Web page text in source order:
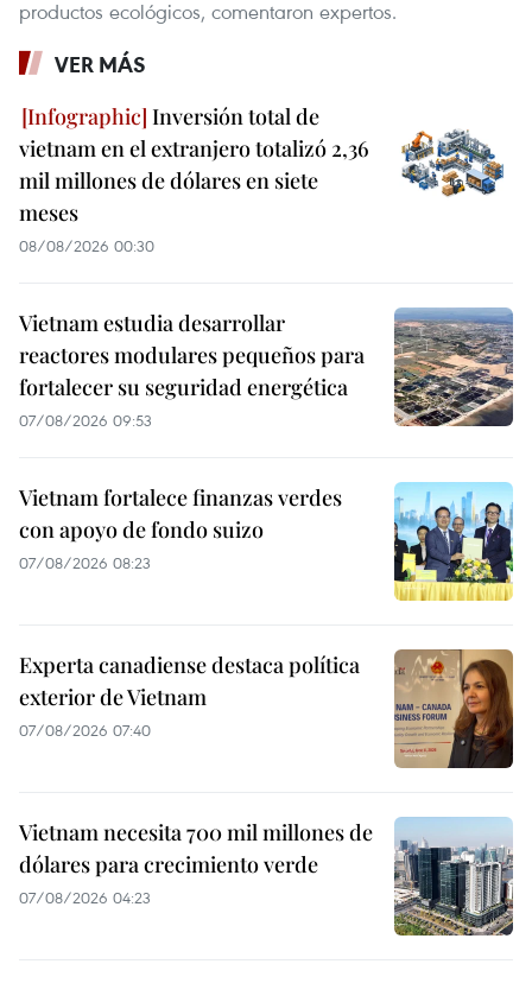
productos ecológicos, comentaron expertos.
VER MÁS
Inversión total de
vietnam en el extranjero totalizó 2,36
mil millones de dólares en siete
meses
08/08/2026 00:30
Vietnam estudia desarrollar
reactores modulares pequeños para
fortalecer su seguridad energética
07/08/2026 09:53
Vietnam fortalece finanzas verdes
con apoyo de fondo suizo
07/08/2026 08:23
Experta canadiense destaca política
exterior de Vietnam
07/08/2026 07:40
Vietnam necesita 700 mil millones de
dólares para crecimiento verde
07/08/2026 04:23